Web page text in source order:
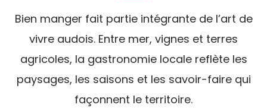
Bien manger fait partie intégrante de l’art de
vivre audois. Entre mer, vignes et terres
agricoles, la gastronomie locale reflète les
paysages, les saisons et les savoir-faire qui
façonnent le territoire.